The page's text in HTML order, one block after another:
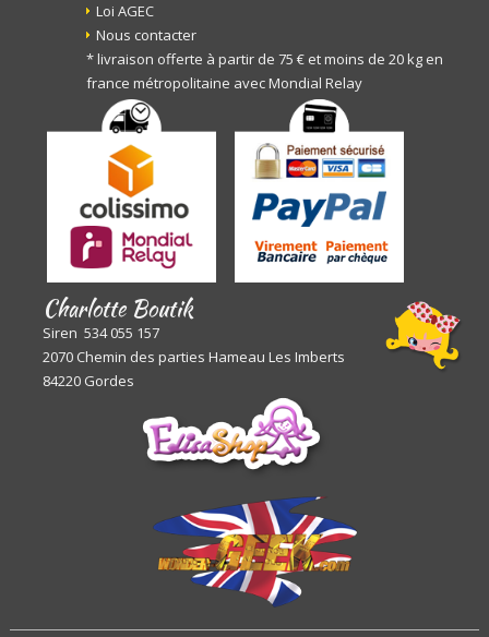
Loi AGEC
Nous contacter
* livraison offerte à partir de 75 € et moins de 20 kg en
france métropolitaine avec Mondial Relay
Charlotte Boutik
Siren 534 055 157
2070 Chemin des parties Hameau Les Imberts
84220 Gordes